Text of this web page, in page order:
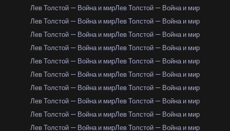
Лев Толстой — Война и мирЛев Толстой — Война и мир
Лев Толстой — Война и мирЛев Толстой — Война и мир
Лев Толстой — Война и мирЛев Толстой — Война и мир
Лев Толстой — Война и мирЛев Толстой — Война и мир
Лев Толстой — Война и мирЛев Толстой — Война и мир
Лев Толстой — Война и мирЛев Толстой — Война и мир
Лев Толстой — Война и мирЛев Толстой — Война и мир
Лев Толстой — Война и мирЛев Толстой — Война и мир
Лев Толстой — Война и мирЛев Толстой — Война и мир
Лев Толстой — Война и мирЛев Толстой — Война и мир